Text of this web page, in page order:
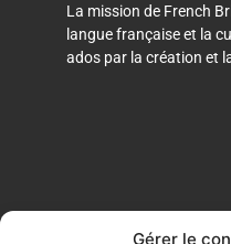
Gérer le
La mission de French
langue française et la
ados par la création et